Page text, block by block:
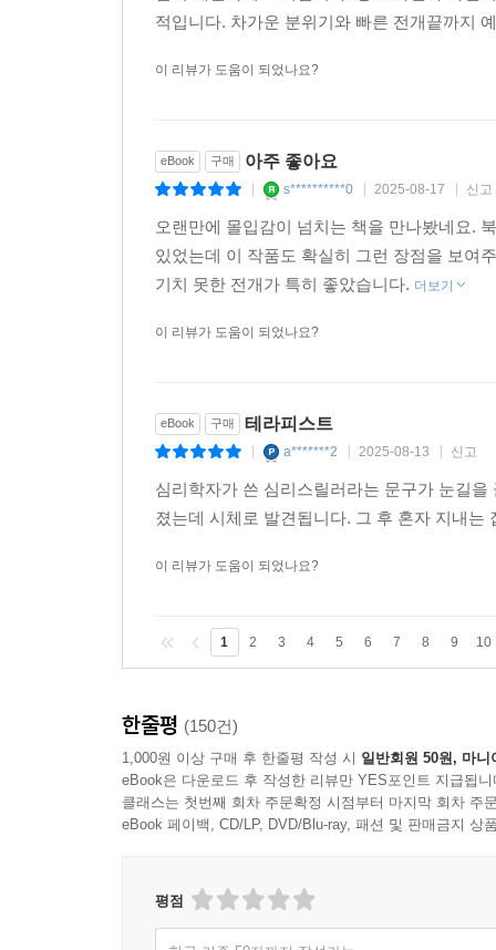
사람의 심리를 아는 작가!
사람의 마음이 어떻게 움직이는지를 정확하게
있으나 이 플롯을 이끌어가는 분위기는 독창적이
플루드는 또한 독자의 심리를 조종하는 법도 아
진실 앞에 다다라 있다. 이야기 속에서 큰 사건
· 빼어난 스릴러-테라피.
- Bok 365 (독립 온라인 서평지)
- Stavanger Aftenblad (노르웨이 일간지)
· 인상적일 정도로 강렬한 데뷔작.
- Adresseavisa (노르웨이 지역신문)
· 잘 쓴 소설. 독자를 사로잡는다.
- VG (노르웨이 타블로이드지)
· 새로운 노르웨이의 범죄소설 작가. 최고 등급에
- NRK (노르웨이 공영방송국)
적입니다. 차가운 분위기와 빠른 전개끝까지
이 리뷰가 도움이 되었나요?
eBook 구매 아주 좋아요
s**********0 2025-08-17 신고
오랜만에 몰입감이 넘치는 책을 만나봤네요.
있었는데 이 작품도 확실히 그런 장점을 보여
기치 못한 전개가 특히 좋았습니다. 더보기
이 리뷰가 도움이 되었나요?
eBook 구매 테라피스트
a*******2 2025-08-13 신고
심리학자가 쓴 심리스릴러라는 문구가 눈길
졌는데 시체로 발견됩니다. 그 후 혼자 지내
이 리뷰가 도움이 되었나요?
1 2 3 4 5 6 7 8 9 10
한줄평 (150건)
1,000원 이상 구매 후 한줄평 작성 시 일반회원 50원, 마니
eBook은 다운로드 후 작성한 리뷰만 YES포인트 지급됩니
클래스는 첫번째 회차 주문확정 시점부터 마지막 회차 주
eBook 페이백, CD/LP, DVD/Blu-ray, 패션 및 판매금지 상
평점